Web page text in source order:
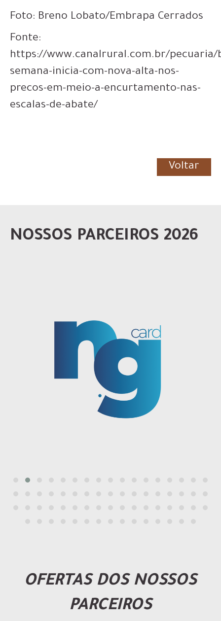
Foto: Breno Lobato/Embrapa Cerrados
Fonte:
https://www.canalrural.com.br/pecuaria/
semana-inicia-com-nova-alta-nos-
precos-em-meio-a-encurtamento-nas-
escalas-de-abate/
Voltar
NOSSOS PARCEIROS 2026
OFERTAS DOS NOSSOS
PARCEIROS